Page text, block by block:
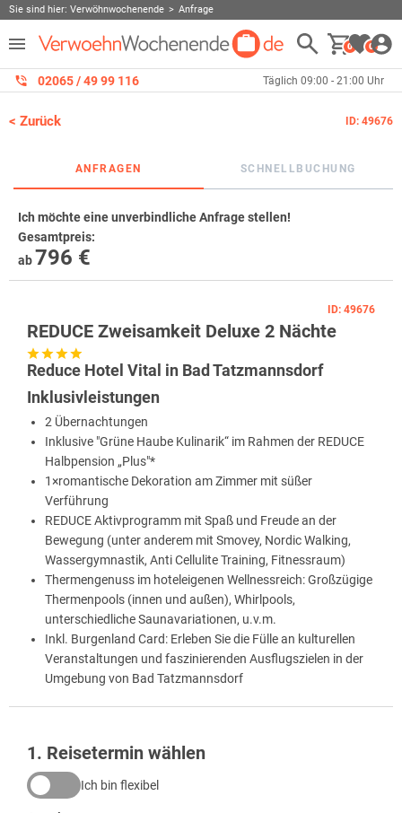
Sie sind hier: Verwöhnwochenende Anfrage
0 0
02065 / 49 ‌99 116 Täglich 09:00 - 21:00 Uhr
< Zurück ID: 49676
ANFRAGEN SCHNELLBUCHUNG
Ich möchte eine unverbindliche Anfrage stellen!
Gesamtpreis:
ab796 €
ID: 49676
REDUCE Zweisamkeit Deluxe 2 Nächte
Reduce Hotel Vital in Bad Tatzmannsdorf
Inklusivleistungen
2 Übernachtungen
Inklusive "Grüne Haube Kulinarik“ im Rahmen der REDUCE
Halbpension „Plus"*
1×romantische Dekoration am Zimmer mit süßer
Verführung
REDUCE Aktivprogramm mit Spaß und Freude an der
Bewegung (unter anderem mit Smovey, Nordic Walking,
Wassergymnastik, Anti Cellulite Training, Fitnessraum)
Thermengenuss im hoteleigenen Wellnessreich: Großzügige
Thermenpools (innen und außen), Whirlpools,
unterschiedliche Saunavariationen, u.v.m.
Inkl. Burgenland Card: Erleben Sie die Fülle an kulturellen
Veranstaltungen und faszinierenden Ausflugszielen in der
Umgebung von Bad Tatzmannsdorf
1. Reisetermin wählen
Ich bin flexibel